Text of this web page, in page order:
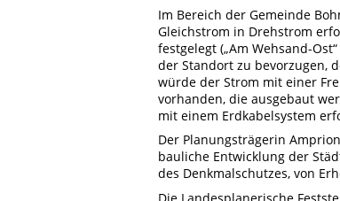
Im Bereich der Gemeinde
Gleichstrom in Drehstrom
festgelegt („Am Wehsand-
der Standort zu bevorzugen,
würde der Strom mit einer
vorhanden, die ausgebaut
mit einem Erdkabelsystem
Der Planungsträgerin
bauliche Entwicklung der
des Denkmalschutzes, von